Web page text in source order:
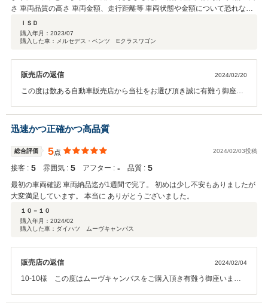
さ 車両品質の高さ 車両金額、走行距離等 車両状態や金額について恐れなが
ら踏み込んだ質問させていただいた際、 とても真摯に回答いただき、お人柄
含め非の打ちどころがなかったです。 10年以上前のメルセデスですが現在
も故障がなく、快適なカーライフを送っております。 商品を仕入れる際、良
がとうございました。 （別の市に住んでおりアフターサービスは受けていな
いため、この項目のみ不明とさせていただきます）
ＩＳＤ
購入年月： 2023/07
購入した車：メルセデス・ベンツ Eクラスワゴン
販売店の返信 2024/02/20
この度は数ある自動車販売店から当社をお選び頂き誠に有難う御座い
れしく思います。今後もISD様のカーライフを全力でサポートさせて
頂きますのでお気軽にご相談、ご連絡ください。
迅速かつ正確かつ高品質
総合評価 5点 2024/02/03投稿
接客 : 5 雰囲気 : 5 アフター : ‐ 品質 : 5
最初の車両確認 車両納品迄が1週間で完了。 初めは少し不安もありましたが
大変満足しています。 本当に ありがとうございました。
１０－１０
購入年月： 2024/02
購入した車：ダイハツ ムーヴキャンバス
販売店の返信 2024/02/04
10-10様 この度はムーヴキャンバスをご購入頂き有難う御座いま
か御座いましたらスタッフ一同全力でサポートさせて頂きますのでお